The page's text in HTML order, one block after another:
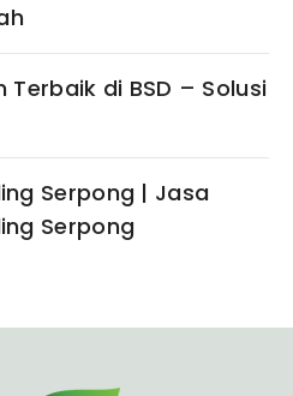
di BSD – Solusi
Serpong | Jasa
Serpong